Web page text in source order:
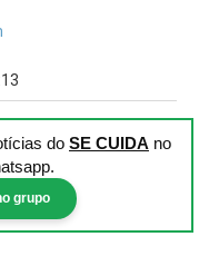
do SE CUIDA no
grupo